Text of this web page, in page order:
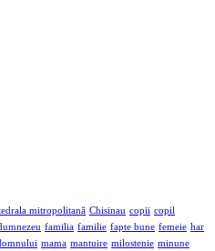
mitropolitană Chisinau copii copil
familia familie fapte bune femeie har
mama mantuire milostenie minune